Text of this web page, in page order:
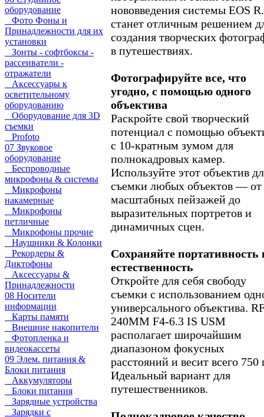
оборудование
Фото Фоны и
Принадлежности для их
установки
Зонты - софтбоксы -
рассеиватели -
отражатели
Аксессуары к
осветительному
оборудованию
Оборудование для 3D
съемки
Profoto
07 Звуковое
оборудование
Беспроводные
микрофоны & системы
Микрофоны
накамерные
Микрофоны
петличные
Микрофоны прочие
Наушники & Колонки
Рекордеры &
Диктофоны
Аксессуары &
Принадлежности
08 Носители
информации
Карты памяти
Внешние накопители
Фотопленка и
видеокассеты
09 Элем. питания &
Блоки питания
Аккумуляторы
Блоки питания
Зарядные устройства
Зарядки с
нововведения системы EOS
станет отличным решением
создания творческих
в путешествиях.
Фотографируйте все, что
угодно, с помощью одного
объектива
Раскройте свой творческий
потенциал с помощью
с 10-кратным зумом для
полнокадровых камер.
Используйте этот объектив
съемки любых объектов — от
масштабных пейзажей до
выразительных портретов и
динамичных сцен.
Сохраняйте портативность
естественность
Откройте для себя свободу
съемки с использованием
универсального объектива.
240MM F4-6.3 IS USM
располагает широчайшим
диапазоном фокусных
расстояний и весит всего 750
Идеальный вариант для
путешественников.